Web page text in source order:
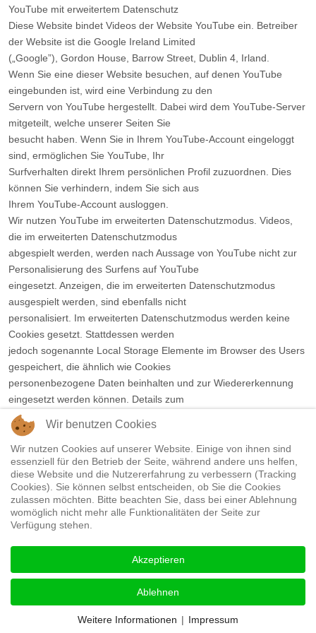
YouTube mit erweitertem Datenschutz
Diese Website bindet Videos der Website YouTube ein. Betreiber
der Website ist die Google Ireland Limited
(„Google”), Gordon House, Barrow Street, Dublin 4, Irland.
Wenn Sie eine dieser Website besuchen, auf denen YouTube
eingebunden ist, wird eine Verbindung zu den
Servern von YouTube hergestellt. Dabei wird dem YouTube-Server
mitgeteilt, welche unserer Seiten Sie
besucht haben. Wenn Sie in Ihrem YouTube-Account eingeloggt
sind, ermöglichen Sie YouTube, Ihr
Surfverhalten direkt Ihrem persönlichen Profil zuzuordnen. Dies
können Sie verhindern, indem Sie sich aus
Ihrem YouTube-Account ausloggen.
Wir nutzen YouTube im erweiterten Datenschutzmodus. Videos,
die im erweiterten Datenschutzmodus
abgespielt werden, werden nach Aussage von YouTube nicht zur
Personalisierung des Surfens auf YouTube
eingesetzt. Anzeigen, die im erweiterten Datenschutzmodus
ausgespielt werden, sind ebenfalls nicht
personalisiert. Im erweiterten Datenschutzmodus werden keine
Cookies gesetzt. Stattdessen werden
jedoch sogenannte Local Storage Elemente im Browser des Users
gespeichert, die ähnlich wie Cookies
personenbezogene Daten beinhalten und zur Wiedererkennung
eingesetzt werden können. Details zum
erweiterten Datenschutzmodus finden Sie hier:
https://support.google.com/youtube/answer/171780.
Gegebenenfalls können nach der Aktivierung eines YouTube-
Videos weitere Datenverarbeitungsvorgänge
ausgelöst werden, auf die wir keinen Einfluss haben.
Die Nutzung von YouTube erfolgt im Interesse einer
ansprechenden Darstellung unserer Online-Angebote.
Dies stellt ein berechtigtes Interesse im Sinne von Art. 6 Abs. 1 lit. f
DSGVO dar. Sofern eine entsprechende
Einwilligung abgefragt wurde, erfolgt die Verarbeitung
ausschließlich auf Grundlage von Art. 6 Abs. 1 lit. a
DSGVO und § 25 Abs. 1 TDDDG, soweit die Einwilligung die
Informationen im Endgerät des Nutzers (z. B. Device-
Wir benutzen Cookies
Wir nutzen Cookies auf unserer Website. Einige von ihnen sind
essenziell für den Betrieb der Seite, während andere uns helfen,
diese Website und die Nutzererfahrung zu verbessern (Tracking
Cookies). Sie können selbst entscheiden, ob Sie die Cookies
zulassen möchten. Bitte beachten Sie, dass bei einer Ablehnung
womöglich nicht mehr alle Funktionalitäten der Seite zur
Verfügung stehen.
Akzeptieren
Ablehnen
Weitere Informationen | Impressum